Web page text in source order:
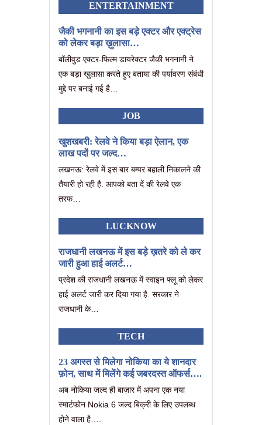
ENTERTAINMENT
जैकी भगनानी का इस बड़े एक्टर और एक्ट्रेस
को लेकर बड़ा ख़ुलासा…
बॉलीवुड एक्टर-फिल्म डायरेक्टर जैकी भगनानी ने
एक बड़ा खुलासा करते हुए बताया की पर्यावरण संबंधी
मुद्दे पर बनाई गई है…
JOB
खुशखबरी: रेलवे ने किया बड़ा ऐलान, एक
लाख पदों पर जल्द…
लखनऊ: रेलवे में इस बार बम्पर बहाली निकालने की
तैयारी हो रही है. आपको बता दें की रेलवे एक
तरफ…
LUCKNOW
राजधानी लखनऊ में इस बड़े ख़तरे को ले कर
जारी हुआ हाई अलर्ट…
प्रदेश की राजधानी लखनऊ में स्वाइन फ्लू को लेकर
हाई अलर्ट जारी कर दिया गया है. सरकार ने
राजधानी के…
TECH
23 अगस्त से मिलेगा नोकिया का ये शानदार
फ़ोन, साथ में मिलेंगे कई जबरदस्त ऑफर्स….
अब नोकिया जल्द ही बाज़ार में अपना एक नया
स्मार्टफोन Nokia 6 जल्द बिक्री के लिए उपलब्ध
होने वाला है….